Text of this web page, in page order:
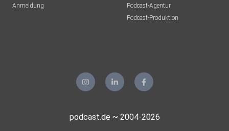
Anmeldung
Podcast-Agentur
Podcast-Produktion
podcast.de ~ 2004-2026